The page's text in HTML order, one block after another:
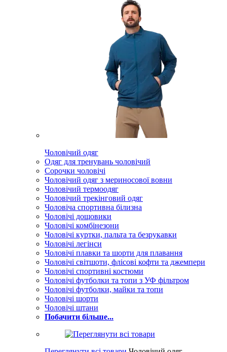
Чоловічий одяг
Одяг для тренувань чоловічий
Сорочки чоловічі
Чоловічий одяг з мериносової вовни
Чоловічий термоодяг
Чоловічий трекінговий одяг
Чоловіча спортивна білизна
Чоловічі дощовики
Чоловічі комбінезони
Чоловічі куртки, пальта та безрукавки
Чоловічі легінси
Чоловічі плавки та шорти для плавання
Чоловічі світшоти, флісові кофти та джемпери
Чоловічі спортивні костюми
Чоловічі футболки та топи з УФ фільтром
Чоловічі футболки, майки та топи
Чоловічі шорти
Чоловічі штани
Побачити більше...